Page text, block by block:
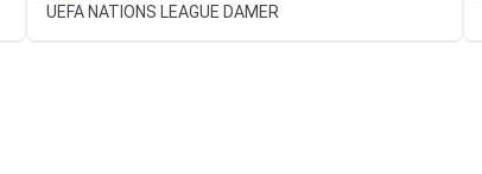
UEFA NATIONS LEAGUE DAMER